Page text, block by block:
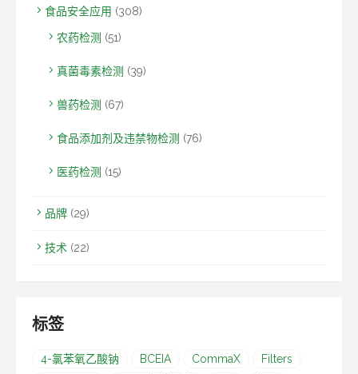
食品安全应用 (308)
农药检测 (51)
真菌毒素检测 (39)
兽药检测 (67)
食品添加剂及违禁物检测 (76)
医药检测 (15)
品牌 (29)
技术 (22)
标签
4-氯苯氧乙酸钠 BCEIA CommaX
Filters